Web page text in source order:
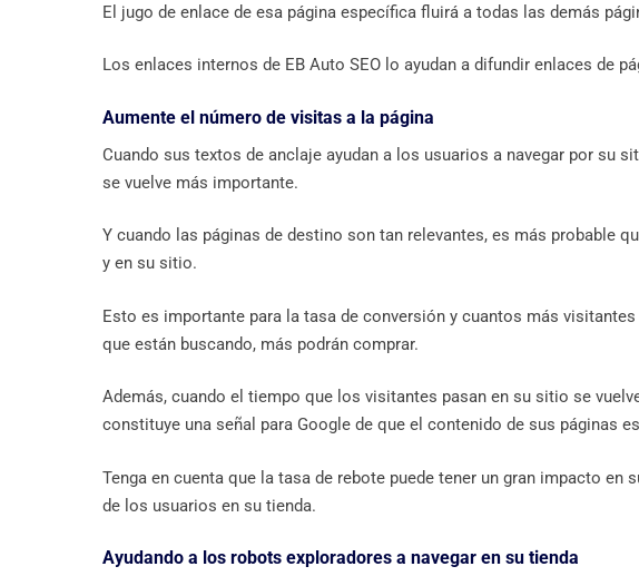
El jugo de enlace de esa página específica fluirá a todas las demás
Los enlaces internos de EB Auto SEO lo ayudan a difundir enlaces de
Aumente el número de visitas a la página
Cuando sus textos de anclaje ayudan a los usuarios a navegar por su
se vuelve más importante.
Y cuando las páginas de destino son tan relevantes, es más probable
y en su sitio.
Esto es importante para la tasa de conversión y cuantos más
que están buscando, más podrán comprar.
Además, cuando el tiempo que los visitantes pasan en su sitio se
constituye una señal para Google de que el contenido de sus páginas
Tenga en cuenta que la tasa de rebote puede tener un gran impacto en
de los usuarios en su tienda.
Ayudando a los robots exploradores a navegar en su tienda